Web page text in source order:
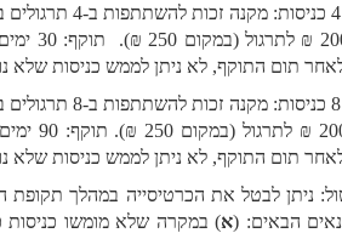
כרטיסיית 4 כניסות: מקנה זכות להשתתפות ב-4 תרגולים במחיר
מוזל של 200 ₪ לתרגול (במקום 250 ₪).  תוקף: 30 ימים מיום
התוקף, לא ניתן לממש כניסות שלא נוצלו.
כרטיסיית 8 כניסות: מקנה זכות להשתתפות ב-8 תרגולים במחיר
מוזל של 200 ₪ לתרגול (במקום 250 ₪). תוקף: 90 ימים מיום
התוקף, לא ניתן לממש כניסות שלא נוצלו.
תנאי  ביטול: ניתן לבטל את הכרטיסייה במהלך תקופת התוקף
( א
) במקרה שלא מומשו כניסות כלל –